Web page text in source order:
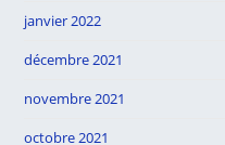
janvier 2022
décembre 2021
novembre 2021
octobre 2021